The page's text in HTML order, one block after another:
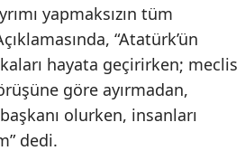
Isparta
Mersin
İstanbul
yapmaksızın tüm
“Atatürk’ün
hayata geçirirken; meclis
göre ayırmadan,
olurken, insanları
dedi.